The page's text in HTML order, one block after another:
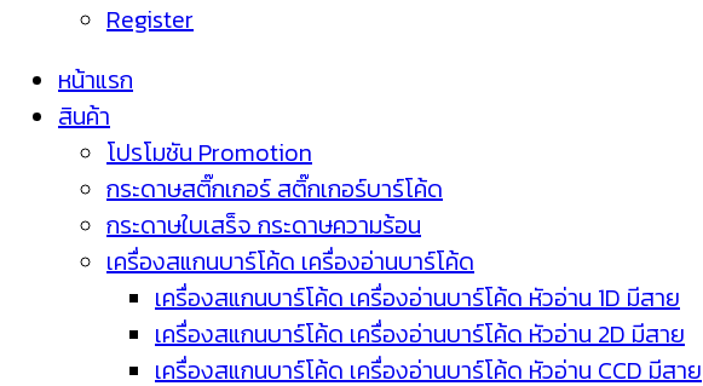
Register
หน้าแรก
สินค้า
โปรโมชัน Promotion
กระดาษสติ๊กเกอร์ สติ๊กเกอร์บาร์โค้ด
กระดาษใบเสร็จ กระดาษความร้อน
เครื่องสแกนบาร์โค้ด เครื่องอ่านบาร์โค้ด
เครื่องสแกนบาร์โค้ด เครื่องอ่านบาร์โค้ด หัวอ่าน 1D มีสาย
เครื่องสแกนบาร์โค้ด เครื่องอ่านบาร์โค้ด หัวอ่าน 2D มีสาย
เครื่องสแกนบาร์โค้ด เครื่องอ่านบาร์โค้ด หัวอ่าน CCD มีสาย